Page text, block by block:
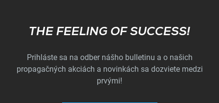
Subscribe
THE FEELING OF SUCCESS!
Prihláste sa na odber nášho bulletinu a o našich
propagačných akciách a novinkách sa dozviete medzi
prvými!